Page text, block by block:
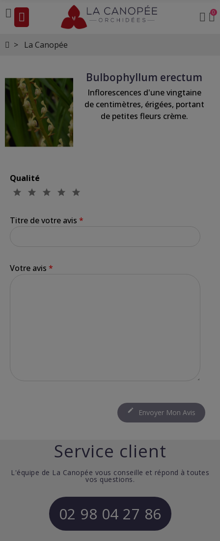
0
La Canopée
Bulbophyllum erectum
Inflorescences d'une vingtaine
de centimètres, érigées, portant
de petites fleurs crème.
Qualité
Titre de votre avis *
Votre avis *
 Envoyer Mon Avis
Service client
L'équipe de La Canopée vous conseille et répond à toutes
vos questions.
02 98 04 27 86